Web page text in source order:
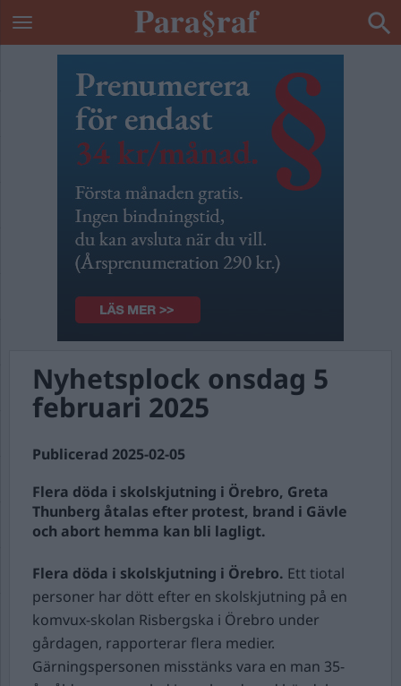
Nyhetsplock onsdag 5
februari 2025
Publicerad 2025-02-05
Flera döda i skolskjutning i Örebro, Greta
Thunberg åtalas efter protest, brand i Gävle
och abort hemma kan bli lagligt.
Flera döda i skolskjutning i Örebro. Ett tiotal
personer har dött efter en skolskjutning på en
komvux-skolan Risbergska i Örebro under
gårdagen, rapporterar flera medier.
Gärningspersonen misstänks vara en man 35-